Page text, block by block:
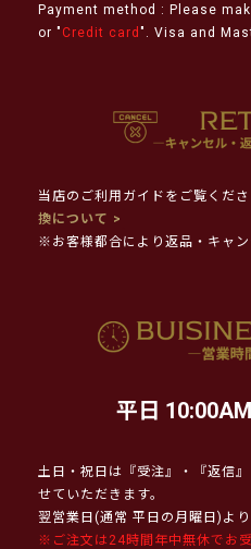
Payment method : Please
or " Credit card ". Visa and
当店のご利用ガイドをご覧くだ
換について >
※お客様都合により返品・キャン
平日
土日・祝日は『受注』・『返信
せていただきます。
翌営業日(通常 平日の月曜日)よ
※ご注文は24時間年中無休でお受